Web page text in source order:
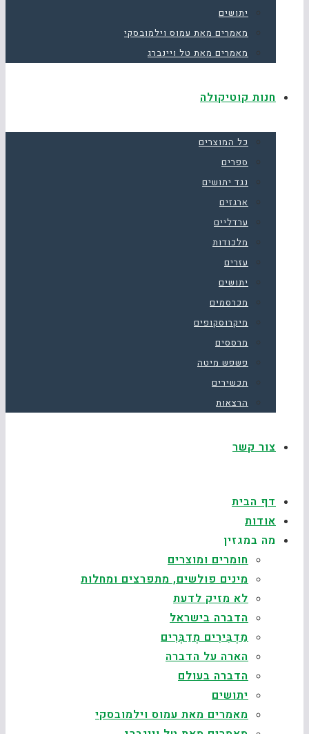
יתושים
מאמרים מאת עמוס וילמובסקי
מאמרים מאת טל ויינברג
חנות קוטיקולה
כל המוצרים
ספרים
נגד יתושים
ארגזים
ערדליים
מלכודות
עזרים
יתושים
מכרסמים
מיקרוסקופים
מרססים
פשפש מיטה
תכשירים
הרצאות
צור קשר
דף הבית
אודות
מה במגזין
חומרים ומוצרים
מינים פולשים, מתפרצים ומחלות
לא מזיק לדעת
הדברה בישראל
מַדְבִּירִים מְדַבְּרִים
הארה על הדברה
הדברה בעולם
יתושים
מאמרים מאת עמוס וילמובסקי